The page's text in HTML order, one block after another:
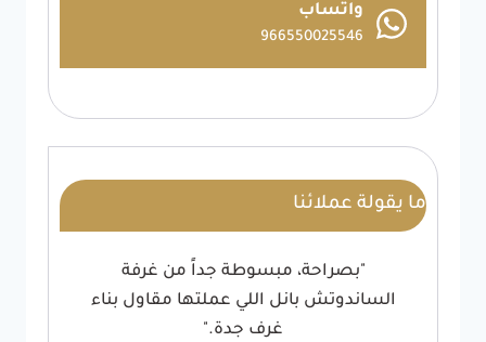
واتساب
966550025546
ما يقولة عملائنا
"بصراحة، مبسوطة جداً من غرفة
الساندوتش بانل اللي عملتها مقاول بناء
غرف جدة."